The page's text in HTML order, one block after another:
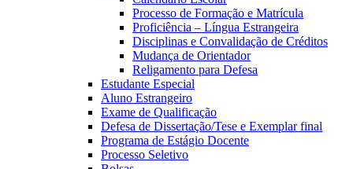
Processo de Formação e Matrícula
Proficiência – Língua Estrangeira
Disciplinas e Convalidação de Créditos
Mudança de Orientador
Religamento para Defesa
Estudante Especial
Aluno Estrangeiro
Exame de Qualificação
Defesa de Dissertação/Tese e Exemplar final
Programa de Estágio Docente
Processo Seletivo